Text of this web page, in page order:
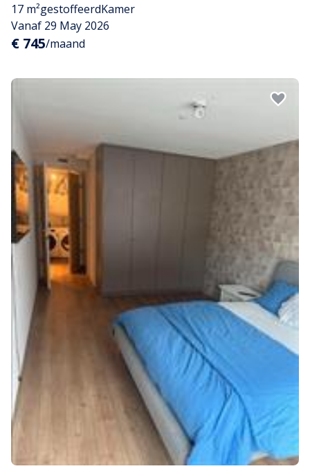
17 m²gestoffeerdKamer
Vanaf 29 May 2026
€ 745/maand